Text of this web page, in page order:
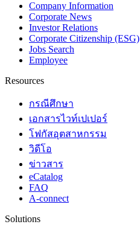
Company Information
Corporate News
Investor Relations
Corporate Citizenship (ESG)
Jobs Search
Employee
Resources
กรณีศึกษา
เอกสารไวท์เปเปอร์
โฟกัสอุตสาหกรรม
วิดีโอ
ข่าวสาร
eCatalog
FAQ
A-connect
Solutions